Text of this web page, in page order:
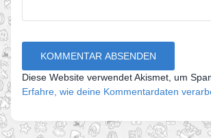
Diese Website verwendet Akismet, um
Erfahre, wie deine Kommentardaten